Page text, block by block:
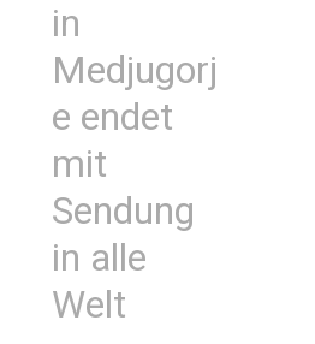
in
Medjugorj
e endet
mit
Sendung
in alle
Welt